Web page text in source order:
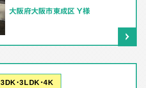
大阪府大阪市東成区 Y様
3DK･3LDK･4K